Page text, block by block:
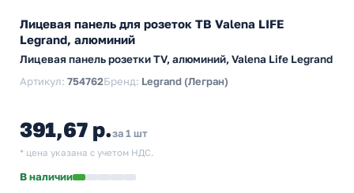
Лицевая панель для розеток ТВ Valena LIFE
Legrand, алюминий
Лицевая панель розетки TV, алюминий, Valena Life Legrand
Артикул: 754762Бренд: Legrand (Легран)
391,67 р.за 1 шт
* цена указана с учетом НДС.
В наличии